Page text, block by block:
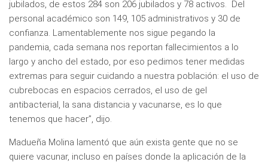
jubilados, de estos 284 son 206 jubilados y 78 activos. Del
personal académico son 149, 105 administrativos y 30 de
confianza. Lamentablemente nos sigue pegando la
pandemia, cada semana nos reportan fallecimientos a lo
largo y ancho del estado, por eso pedimos tener medidas
extremas para seguir cuidando a nuestra población: el uso de
cubrebocas en espacios cerrados, el uso de gel
antibacterial, la sana distancia y vacunarse, es lo que
tenemos que hacer”, dijo.
Madueña Molina lamentó que aún exista gente que no se
quiere vacunar, incluso en países donde la aplicación de la